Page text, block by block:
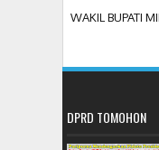
WAKIL BUPATI
DPRD TOMOHON